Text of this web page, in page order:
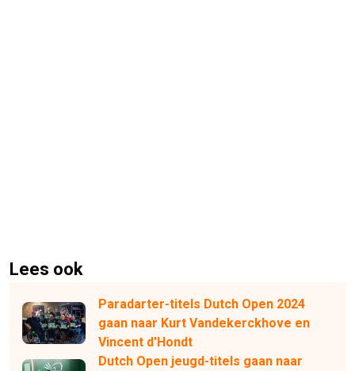
Lees ook
Paradarter-titels Dutch Open 2024
gaan naar Kurt Vandekerckhove en
Vincent d'Hondt
Dutch Open jeugd-titels gaan naar